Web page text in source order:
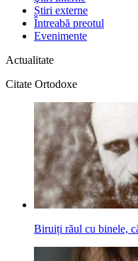
Știri externe
Întreabă preotul
Evenimente
Actualitate
Citate Ortodoxe
Biruiți răul cu binele,